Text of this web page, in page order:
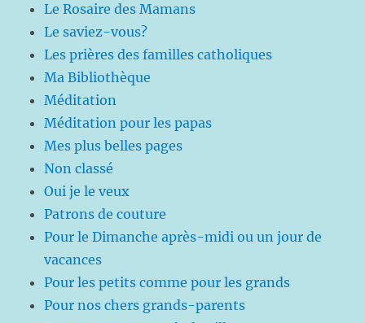
Le Rosaire des Mamans
Le saviez-vous?
Les prières des familles catholiques
Ma Bibliothèque
Méditation
Méditation pour les papas
Mes plus belles pages
Non classé
Oui je le veux
Patrons de couture
Pour le Dimanche après-midi ou un jour de
vacances
Pour les petits comme pour les grands
Pour nos chers grands-parents